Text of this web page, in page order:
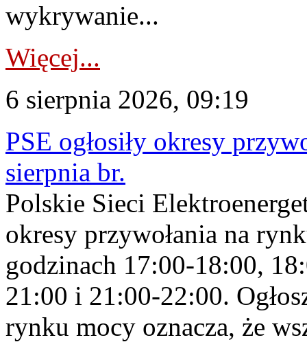
wykrywanie...
Więcej...
6 sierpnia 2026, 09:19
PSE ogłosiły okresy
sierpnia br.
Polskie Sieci
okresy przywołania na
godzinach 17:00-18:00,
21:00 i 21:00-22:00.
rynku mocy oznacza, że